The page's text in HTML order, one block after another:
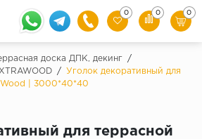
Назад
Krontex
0 0 0
доска ДПК, декинг
/
/
Уголок декоративный для
| 3000*40*40
для террасной